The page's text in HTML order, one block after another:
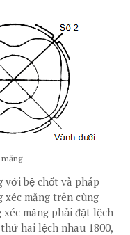
với bệ chốt và pháp
xéc măng trên cùng
măng phải đặt lệch
hai lệch nhau 1800,